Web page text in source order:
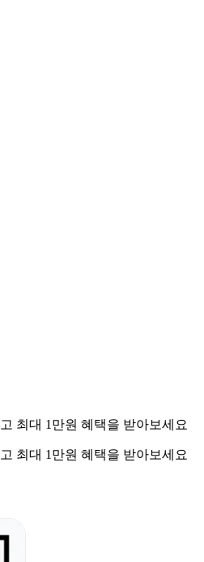
최대 1만원 혜택을 받아보세요
최대 1만원 혜택을 받아보세요